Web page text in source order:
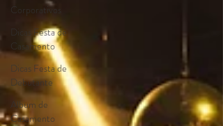
Corporativos
Dicas Festa de
Casamento
Dicas Festa de
Debutante
Album de
Casamento